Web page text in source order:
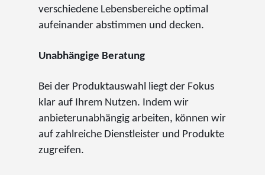
verschiedene Lebensbereiche optimal
aufeinander abstimmen und decken.
Unabhängige Beratung
Bei der Produktauswahl liegt der Fokus
klar auf Ihrem Nutzen. Indem wir
anbieterunabhängig arbeiten, können wir
auf zahlreiche Dienstleister und Produkte
zugreifen.